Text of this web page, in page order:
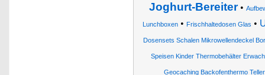
Joghurt-Bereiter•
Lunchboxen • Frischhaltedosen Glas •
Dosensets Schalen Mikrowellendeckel
Speisen Kinder Thermobehälter
Geocaching Backofenthermo Teller